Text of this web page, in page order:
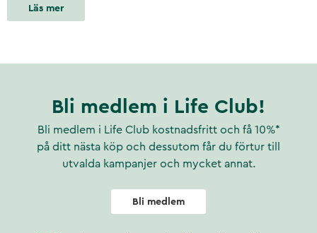
Läs mer
Bli medlem i Life Club!
Bli medlem i Life Club kostnadsfritt och få 10%*
på ditt nästa köp och dessutom får du förtur till
utvalda kampanjer och mycket annat.
Bli medlem